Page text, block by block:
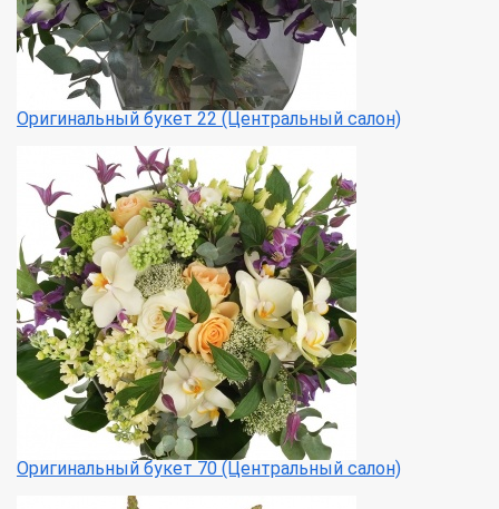
Оригинальный букет 22 (Центральный салон)
Оригинальный букет 70 (Центральный салон)